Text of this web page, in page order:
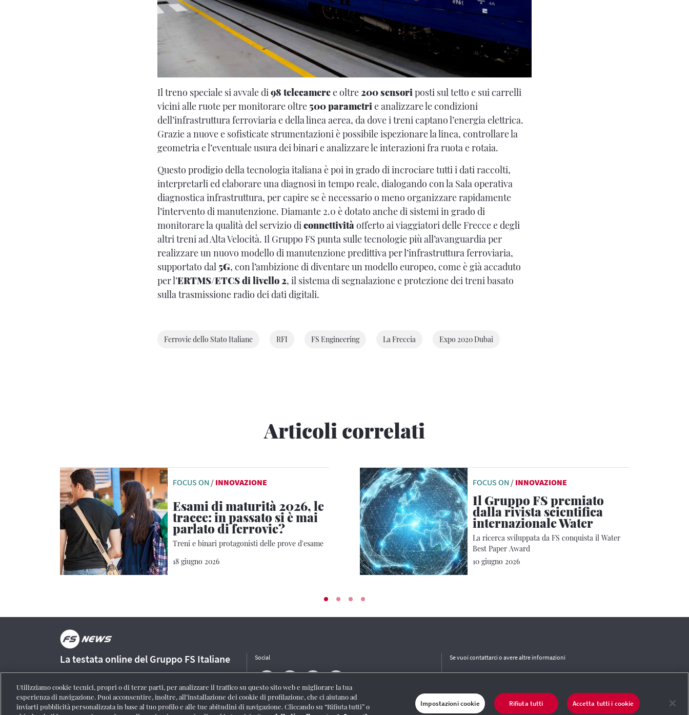
Il treno speciale si avvale di98 telecameree oltre200 sensoriposti sul tetto e sui carrelli
vicini alle ruote per monitorare oltre 500 parametrie analizzare le condizioni
dell’infrastruttura ferroviaria e della linea aerea, da dove i treni captano l’energia elettrica.
Grazie a nuove e sofisticate strumentazioni è possibile ispezionare la linea, controllare la
geometria e l’eventuale usura dei binari e analizzare le interazioni fra ruota e rotaia.
Questo prodigio della tecnologia italiana è poi in grado di incrociare tutti i dati raccolti,
interpretarli ed elaborare una diagnosi in tempo reale, dialogando con la Sala operativa
diagnostica infrastruttura, per capire se è necessario o meno organizzare rapidamente
l’intervento di manutenzione. Diamante 2.0 è dotato anche di sistemi in grado di
monitorare la qualità del servizio diconnettivitàofferto ai viaggiatori delle Frecce e degli
altri treni ad Alta Velocità. Il Gruppo FS punta sulle tecnologie più all’avanguardia per
realizzare un nuovo modello di manutenzione predittiva per l’infrastruttura ferroviaria,
supportato dal 5G, con l’ambizione di diventare un modello europeo, come è già accaduto
per l’ERTMS/ETCS di livello 2, il sistema di segnalazione e protezione dei treni basato
sulla trasmissione radio dei dati digitali.
Ferrovie dello Stato Italiane RFI FS Engineering La Freccia Expo 2020 Dubai
Articoli correlati
FOCUS ON / INNOVAZIONE
Esami di maturità 2026, le
tracce: in passato si è mai
parlato di ferrovie?
Treni e binari protagonisti delle prove d'esame
18 giugno 2026
FOCUS ON / INNOVAZIONE
Il Gruppo FS premiato
dalla rivista scientifica
internazionale Water
La ricerca sviluppata da FS conquista il Water
Best Paper Award
10 giugno 2026
La testata online del Gruppo FS Italiane Social Se vuoi contattarci o avere altre informazioni
Utilizziamo cookie tecnici, propri o di terze parti, per analizzare il traffico su questo sito web e migliorare la tua
esperienza di navigazione. Puoi acconsentire, inoltre, all’installazione dei cookie di profilazione, che ci aiutano ad
inviarti pubblicità personalizzata in base al tuo profilo e alle tue abitudini di navigazione. Cliccando su “Rifiuta tutti” o
Impostazioni cookie Rifiuta tutti Accetta tutti i cookie